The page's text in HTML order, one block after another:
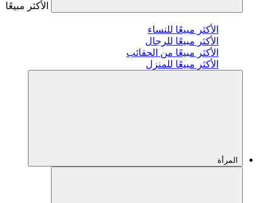
الأكثر مبيعًا
الأكثر مبيعًا للنساء
الأكثر مبيعًا للرجال
الأكثر مبيعًا من الحقائب
الأكثر مبيعًا للمنزل
المرأة